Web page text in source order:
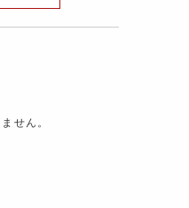
せん。